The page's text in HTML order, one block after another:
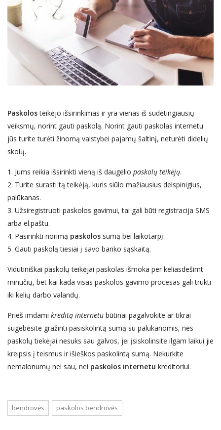
Paskolosteikėjo išsirinkimas ir yra vienas iš sudėtingiausių
veiksmų, norint gauti paskolą. Norint gauti paskolas internetu
jūs turite turėti žinomą valstybei pajamų šaltinį, neturėti didelių
skolų.
1. Jums reikia išsirinkti vieną iš daugelio paskolų teikėjų.
2. Turite surasti tą teikėją, kuris siūlo mažiausius delspinigius,
palūkanas.
3. Užsiregistruoti paskolos gavimui, tai gali būti registracija SMS
arba el.paštu.
4. Pasirinkti norimą paskolos sumą bei laikotarpį.
5. Gauti paskolą tiesiai į savo banko sąskaitą.
Vidutiniškai paskolų teikėjai paskolas išmoka per keliasdešimt
minučių, bet kai kada visas paskolos gavimo procesas gali trukti
iki kelių darbo valandų.
Prieš imdami kreditą internetu būtinai pagalvokite ar tikrai
sugebėsite gražinti pasiskolintą sumą su palūkanomis, nes
paskolų tiekėjai nesuks sau galvos, jei įsiskolinsite ilgam laikui jie
kreipsis į teismus ir išieškos paskolintą sumą. Nekurkite
nemalonumų nei sau, nei paskolos internetu kreditoriui.
bendrovės paskolos bendrovės